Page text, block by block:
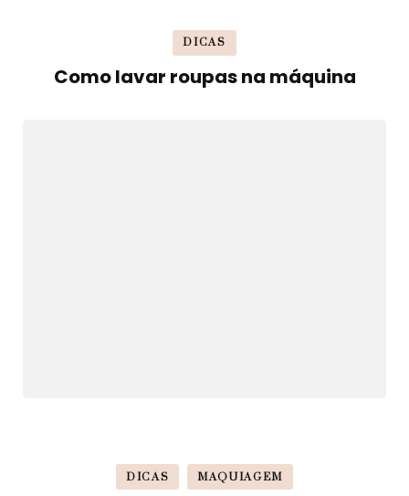
DICAS
Como lavar roupas na máquina
DICAS MAQUIAGEM